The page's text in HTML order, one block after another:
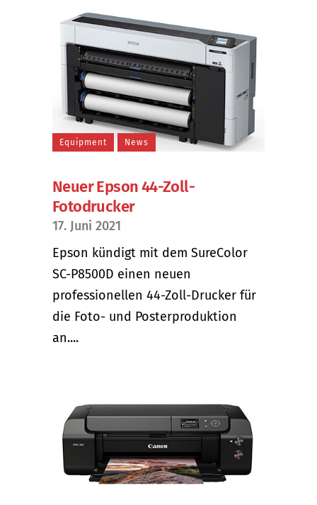
Equipment News
Neuer Epson 44-Zoll-
Fotodrucker
17. Juni 2021
Epson kündigt mit dem SureColor
SC-P8500D einen neuen
professionellen 44-Zoll-Drucker für
die Foto- und Posterproduktion
an....